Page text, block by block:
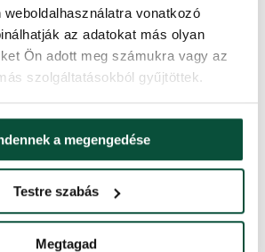
vonatkozó
az adatokat más olyan
Ön adott meg számukra vagy az
szolgáltatásokból gyűjtöttek.
a megengedése
Testre szabás
Megtagad
15 – 25 cm-rel szélesebb és hatalmasabb
a lenti táblázatban)
hat 3D-s gallya van az ágak végén a
öt 3d-s gallyához képest
kb. 30 %-kal több gallyból áll
amelynek zöld
esernyőszerűen összecsukható
hagyományos változathoz képest, amely
2 nap